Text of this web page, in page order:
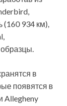
(160 934 км),
в
появятся в
Allegheny